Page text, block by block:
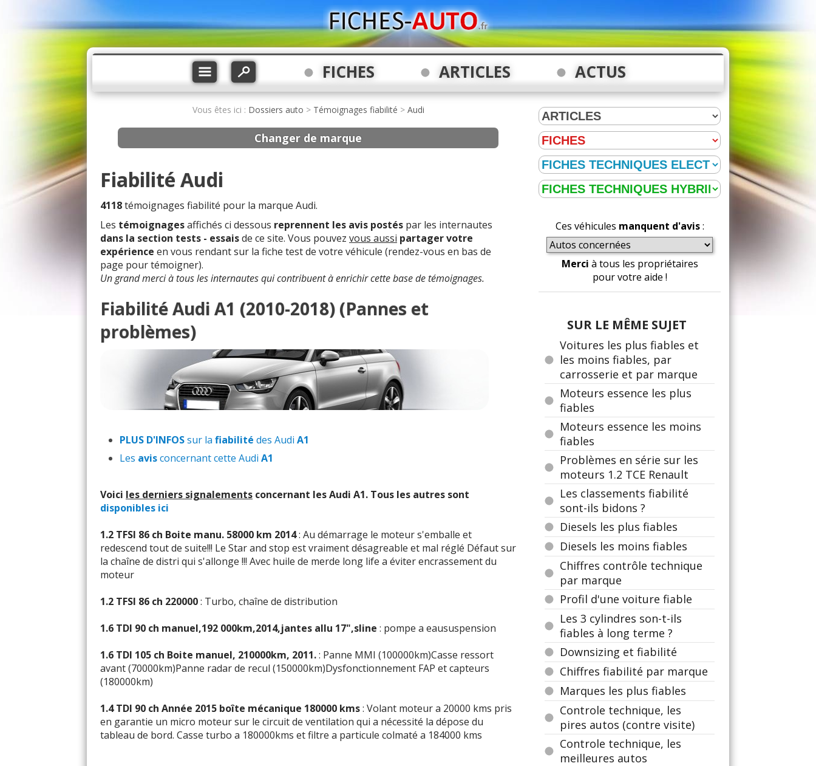
FICHES ARTICLES ACTUS
Vous êtes ici : Dossiers auto > Témoignages fiabilité > Audi
Changer de marque
Fiabilité Audi
4118témoignages fiabilité pour la marque Audi.
Les témoignagesaffichés ci dessous reprennent les avis postés par les internautes
dans la section tests - essaisde ce site. Vous pouvez vous aussi partager votre
expérience en vous rendant sur la fiche test de votre véhicule (rendez-vous en bas de
page pour témoigner).
Un grand merci à tous les internautes qui contribuent à enrichir cette base de témoignages.
Fiabilité Audi A1 (2010-2018) (Pannes et
problèmes)
PLUS D'INFOSsur la fiabilité des Audi A1
Les avisconcernant cette Audi A1
Voici les derniers signalements concernant les Audi A1. Tous les autres sont
disponibles ici
1.2 TFSI 86 ch Boite manu. 58000 km 2014: Au démarrage le moteur s'emballe et
redescend tout de suite!!! Le Star and stop est vraiment désagreable et mal réglé Défaut sur
la chaîne de distri qui s'allonge !!! Avec huile de merde long life a éviter encrassement du
moteur
1.2 TFSI 86 ch 220000: Turbo, chaîne de distribution
1.6 TDI 90 ch manuel,192 000km,2014,jantes allu 17",sline : pompe a eaususpension
1.6 TDI 105 ch Boite manuel, 210000km, 2011.: Panne MMI (100000km)Casse ressort
avant (70000km)Panne radar de recul (150000km)Dysfonctionnement FAP et capteurs
(180000km)
1.4 TDI 90 ch Année 2015 boîte mécanique 180000 kms: Volant moteur a 20000 kms pris
en garantie un micro moteur sur le circuit de ventilation qui a nécessité la dépose du
tableau de bord. Casse turbo a 180000kms et filtre a particule colmaté a 184000 kms
Ces véhicules manquent d'avis:
Merci à tous les propriétaires
pour votre aide !
SUR LE MÊME SUJET
Voitures les plus fiables et
les moins fiables, par
carrosserie et par marque
Moteurs essence les plus
fiables
Moteurs essence les moins
fiables
Problèmes en série sur les
moteurs 1.2 TCE Renault
Les classements fiabilité
sont-ils bidons ?
Diesels les plus fiables
Diesels les moins fiables
Chiffres contrôle technique
par marque
Profil d'une voiture fiable
Les 3 cylindres son-t-ils
fiables à long terme ?
Downsizing et fiabilité
Chiffres fiabilité par marque
Marques les plus fiables
Controle technique, les
pires autos (contre visite)
Controle technique, les
meilleures autos